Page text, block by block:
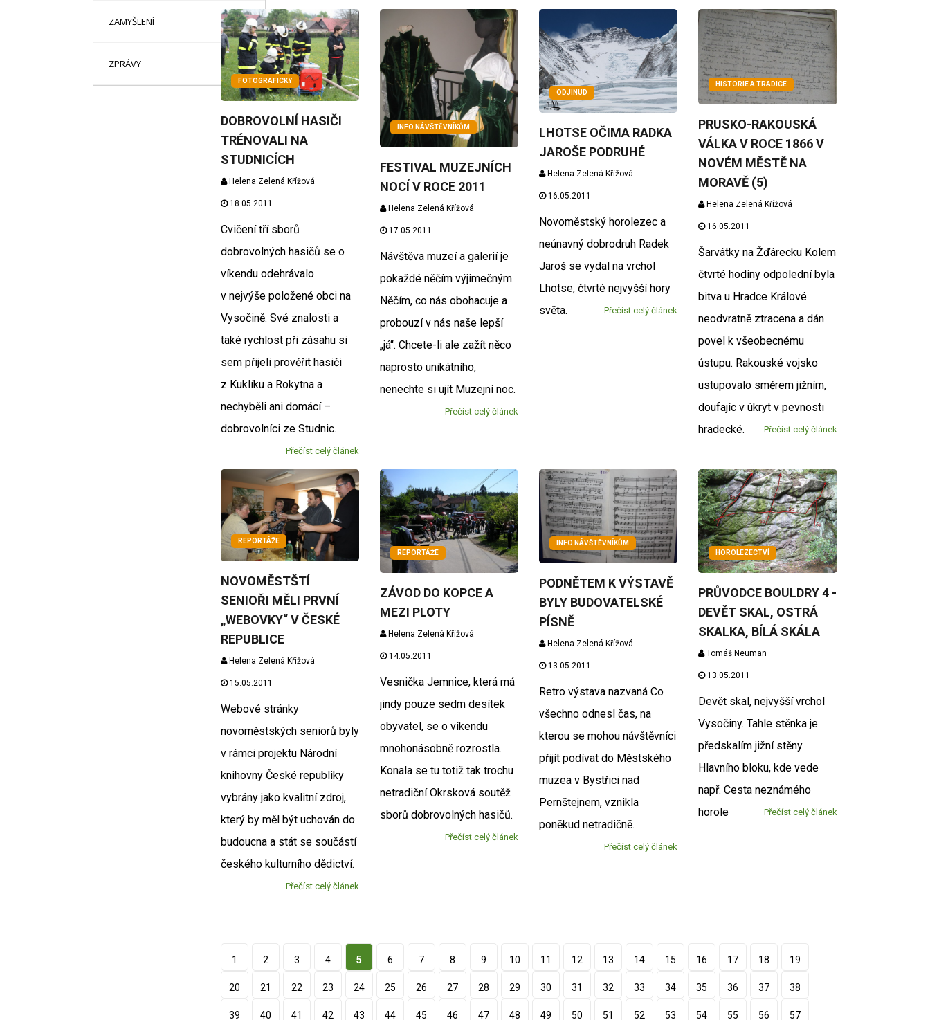
ZAMYŠLENÍ 1
ZPRÁVY 85
FOTOGRAFICKY
DOBROVOLNÍ HASIČI
TRÉNOVALI NA
STUDNICÍCH
Helena Zelená Křížová
18.05.2011
Cvičení tří sborů
dobrovolných hasičů se o
víkendu odehrávalo
v nejvýše položené obci na
Vysočině. Své znalosti a
také rychlost při zásahu si
sem přijeli prověřit hasiči
z Kuklíku a Rokytna a
nechyběli ani domácí –
dobrovolníci ze Studnic.
Přečíst celý článek
INFO NÁVŠTĚVNÍKŮM
FESTIVAL MUZEJNÍCH
NOCÍ V ROCE 2011
Helena Zelená Křížová
17.05.2011
Návštěva muzeí a galerií je
pokaždé něčím výjimečným.
Něčím, co nás obohacuje a
probouzí v nás naše lepší
„já“. Chcete-li ale zažít něco
naprosto unikátního,
nenechte si ujít Muzejní noc.
Přečíst celý článek
ODJINUD
LHOTSE OČIMA RADKA
JAROŠE PODRUHÉ
Helena Zelená Křížová
16.05.2011
Novoměstský horolezec a
neúnavný dobrodruh Radek
Jaroš se vydal na vrchol
Lhotse, čtvrté nejvyšší hory
světa.
Přečíst celý článek
HISTORIE A TRADICE
PRUSKO-RAKOUSKÁ
VÁLKA V ROCE 1866 V
NOVÉM MĚSTĚ NA
MORAVĚ (5)
Helena Zelená Křížová
16.05.2011
Šarvátky na Žďárecku Kolem
čtvrté hodiny odpolední byla
bitva u Hradce Králové
neodvratně ztracena a dán
povel k všeobecnému
ústupu. Rakouské vojsko
ustupovalo směrem jižním,
doufajíc v úkryt v pevnosti
hradecké.
Přečíst celý článek
REPORTÁŽE
NOVOMĚSTŠTÍ
SENIOŘI MĚLI PRVNÍ
„WEBOVKY“ V ČESKÉ
REPUBLICE
Helena Zelená Křížová
15.05.2011
Webové stránky
novoměstských seniorů byly
v rámci projektu Národní
knihovny České republiky
vybrány jako kvalitní zdroj,
který by měl být uchován do
budoucna a stát se součástí
českého kulturního dědictví.
Přečíst celý článek
REPORTÁŽE
ZÁVOD DO KOPCE A
MEZI PLOTY
Helena Zelená Křížová
14.05.2011
Vesnička Jemnice, která má
jindy pouze sedm desítek
obyvatel, se o víkendu
mnohonásobně rozrostla.
Konala se tu totiž tak trochu
netradiční Okrsková soutěž
sborů dobrovolných hasičů.
Přečíst celý článek
INFO NÁVŠTĚVNÍKŮM
PODNĚTEM K VÝSTAVĚ
BYLY BUDOVATELSKÉ
PÍSNĚ
Helena Zelená Křížová
13.05.2011
Retro výstava nazvaná Co
všechno odnesl čas, na
kterou se mohou návštěvníci
přijít podívat do Městského
muzea v Bystřici nad
Pernštejnem, vznikla
poněkud netradičně.
Přečíst celý článek
HOROLEZECTVÍ
PRŮVODCE BOULDRY 4 -
DEVĚT SKAL, OSTRÁ
SKALKA, BÍLÁ SKÁLA
Tomáš Neuman
13.05.2011
Devět skal, nejvyšší vrchol
Vysočiny. Tahle stěnka je
předskalím jižní stěny
Hlavního bloku, kde vede
např. Cesta neznámého
horole
Přečíst celý článek
1 2 3 4 5 6 7 8 9 10 11 12 13 14 15 16 17 18 19
20 21 22 23 24 25 26 27 28 29 30 31 32 33 34 35 36 37 38
39 40 41 42 43 44 45 46 47 48 49 50 51 52 53 54 55 56 57